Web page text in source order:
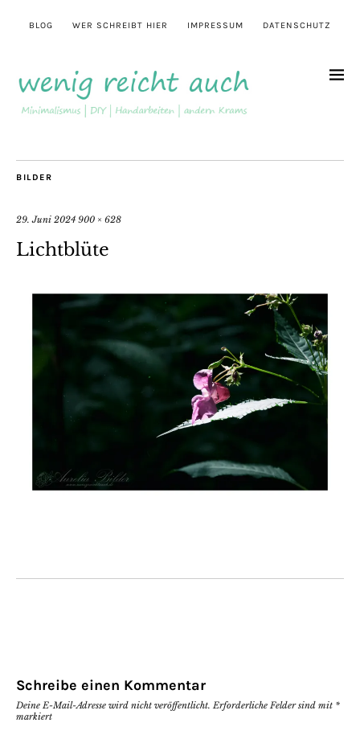
BLOG WER SCHREIBT HIER IMPRESSUM DATENSCHUTZ
BILDER
29. Juni 2024 900 × 628
Lichtblüte
Schreibe einen Kommentar
Deine E-Mail-Adresse wird nicht veröffentlicht. Erforderliche Felder sind mit *
markiert